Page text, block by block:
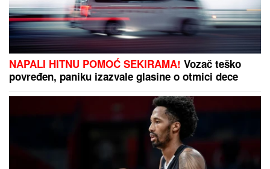
TEŠKA SAOBRAĆAJNA NESREĆA U HRVATSKOJ: U
sudaru teretnog i putničkog voza kod Bjelovara
povređene 24 osobe
"ŽELIM BEBU"Jelena Gavrilović
progovorila o svadbi i renoviranju
kuće: "Išla sam roditeljima da kažem